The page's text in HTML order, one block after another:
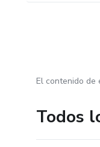
El contenido de
Todos